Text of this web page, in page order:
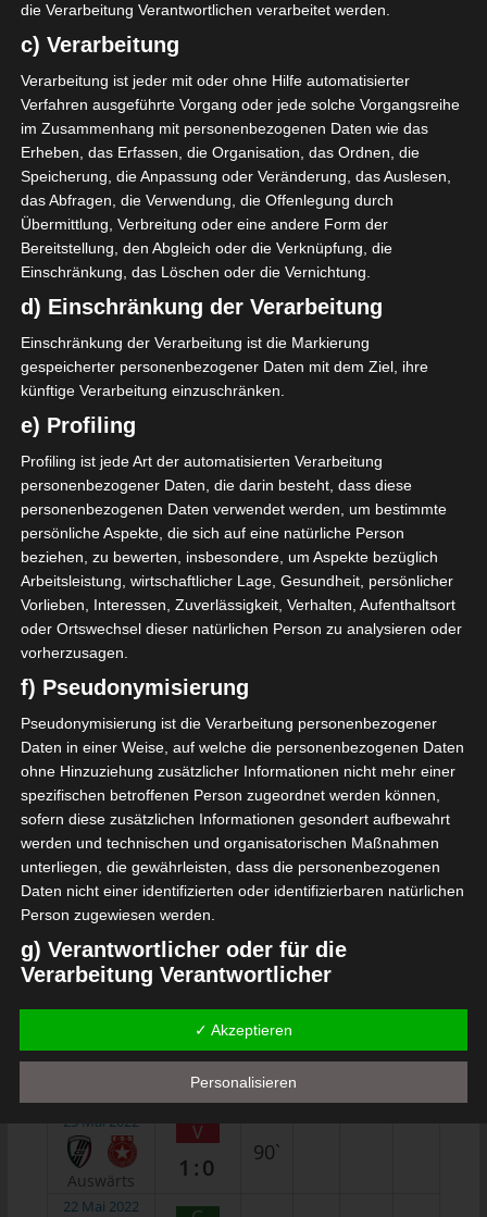
Ligue 1 Pro (Tunesien)
2025/2026 1
2024/2025 1 1 90′
1 (0)
2022/2023 4 4 360′
4 (0)
2021/2022
3 3 270′
2 (0)
9
9 0 810′ 0 0 0 8 (0) 0 0
Gesamt:
9 9 0 810′ 0 0 0 8 (0)
LETZTE BEGEGNUNGEN
Datum Ergebnis
Meisterschaft Tunesien 2025/2026 -
Ligue 1
8 Nov. 2025
Auswärts
U
1:1
90` 1
Meisterschaft Tunesien 2024/2025
10 Nov. 2024
Auswärts
U
1:1
90` 1
Meisterschaft Tunesien 2022/2023
10 Nov. 2022
Auswärts
G
1:2
90` 1
5 Nov. 2022
Heim
G
3:0
90`
2 Nov. 2022
Heim
U
2:2
13 Okt. 2022
0:5
90` 2
Meisterschaft Tunesien 2021/22
25 Mai 2022
Auswärts
V
1:0
90`
22 Mai 2022
die Verarbeitung Verantwortlichen verarbeitet werden.
c) Verarbeitung
Verarbeitung ist jeder mit oder ohne Hilfe automatisierter
Verfahren ausgeführte Vorgang oder jede solche Vorgangsreihe
im Zusammenhang mit personenbezogenen Daten wie das
Erheben, das Erfassen, die Organisation, das Ordnen, die
Speicherung, die Anpassung oder Veränderung, das Auslesen,
das Abfragen, die Verwendung, die Offenlegung durch
Übermittlung, Verbreitung oder eine andere Form der
Bereitstellung, den Abgleich oder die Verknüpfung, die
Einschränkung, das Löschen oder die Vernichtung.
d) Einschränkung der Verarbeitung
Einschränkung der Verarbeitung ist die Markierung
gespeicherter personenbezogener Daten mit dem Ziel, ihre
künftige Verarbeitung einzuschränken.
e) Profiling
Profiling ist jede Art der automatisierten Verarbeitung
personenbezogener Daten, die darin besteht, dass diese
personenbezogenen Daten verwendet werden, um bestimmte
persönliche Aspekte, die sich auf eine natürliche Person
beziehen, zu bewerten, insbesondere, um Aspekte bezüglich
Arbeitsleistung, wirtschaftlicher Lage, Gesundheit, persönlicher
Vorlieben, Interessen, Zuverlässigkeit, Verhalten, Aufenthaltsort
oder Ortswechsel dieser natürlichen Person zu analysieren oder
vorherzusagen.
f) Pseudonymisierung
Pseudonymisierung ist die Verarbeitung personenbezogener
Daten in einer Weise, auf welche die personenbezogenen Daten
ohne Hinzuziehung zusätzlicher Informationen nicht mehr einer
spezifischen betroffenen Person zugeordnet werden können,
sofern diese zusätzlichen Informationen gesondert aufbewahrt
werden und technischen und organisatorischen Maßnahmen
unterliegen, die gewährleisten, dass die personenbezogenen
Daten nicht einer identifizierten oder identifizierbaren natürlichen
Person zugewiesen werden.
g) Verantwortlicher oder für die
Verarbeitung Verantwortlicher
Verantwortlicher oder für die Verarbeitung Verantwortlicher ist
die natürliche oder juristische Person, Behörde, Einrichtung oder
andere Stelle, die allein oder gemeinsam mit anderen über die
Zwecke und Mittel der Verarbeitung von personenbezogenen
Daten entscheidet. Sind die Zwecke und Mittel dieser
Verarbeitung durch das Unionsrecht oder das Recht der
Mitgliedstaaten vorgegeben, so kann der Verantwortliche
beziehungsweise können die bestimmten Kriterien seiner
Benennung nach dem Unionsrecht oder dem Recht der
✓ Akzeptieren
Personalisieren